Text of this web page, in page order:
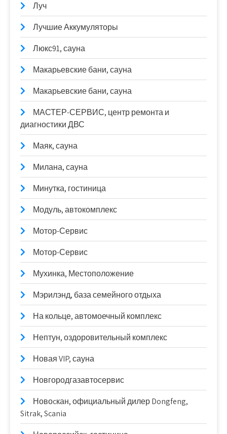
Луч
Лучшие Аккумуляторы
Люкс91, сауна
Макарьевские бани, сауна
Макарьевские бани, сауна
МАСТЕР-СЕРВИС, центр ремонта и
диагностики ДВС
Маяк, сауна
Милана, сауна
Минутка, гостиница
Модуль, автокомплекс
Мотор-Сервис
Мотор-Сервис
Мухинка, Местоположение
Мэрилэнд, база семейного отдыха
На кольце, автомоечный комплекс
Нептун, оздоровительный комплекс
Новая VIP, сауна
Новгородгазавтосервис
Новоcкан, официальный дилер Dongfeng,
Sitrak, Scania